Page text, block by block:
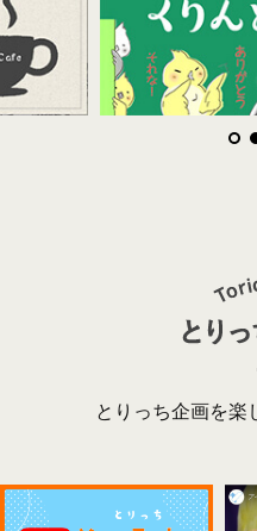
とりっち企画を楽